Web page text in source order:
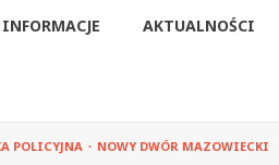
INFORMACJE AKTUALNOŚCI
POLICYJNA NOWY DWÓR MAZOWIECKI